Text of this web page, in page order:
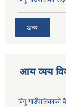
अन्य
आय व्यय
विगु